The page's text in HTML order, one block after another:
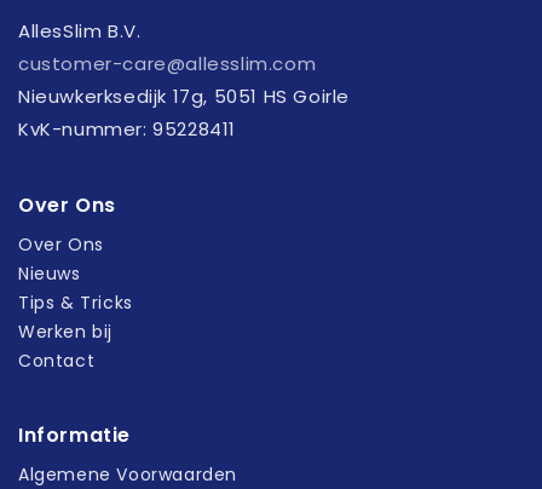
AllesSlim B.V.
customer-care@allesslim.com
Nieuwkerksedijk 17g, 5051 HS Goirle
KvK-nummer: 95228411
Over Ons
Over Ons
Nieuws
Tips & Tricks
Werken bij
Contact
Informatie
Algemene Voorwaarden